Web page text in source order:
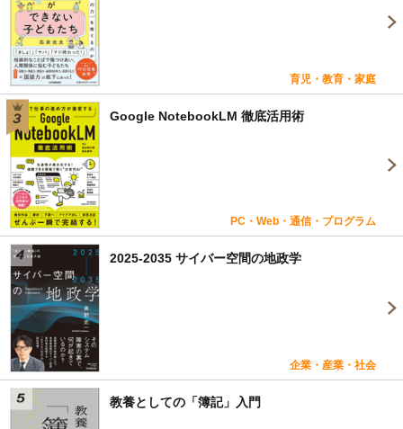
育児・教育・家庭
Google NotebookLM 徹底活用術
PC・Web・通信・プログラム
2025-2035 サイバー空間の地政学
企業・産業・社会
教養としての「簿記」入門